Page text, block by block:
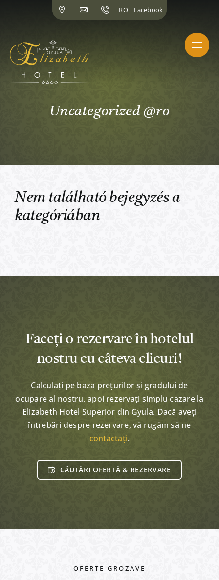
RO Facebook
Uncategorized @ro
Nem található bejegyzés a
kategóriában
Faceți o rezervare în hotelul
nostru cu câteva clicuri!
Calculați pe baza prețurilor și gradului de
ocupare al nostru, apoi rezervați simplu cazare la
Elizabeth Hotel Superior din Gyula. Dacă aveți
întrebări despre rezervare, vă rugăm să ne
contactați.
CĂUTĂRI OFERTĂ & REZERVARE
OFERTE GROZAVE